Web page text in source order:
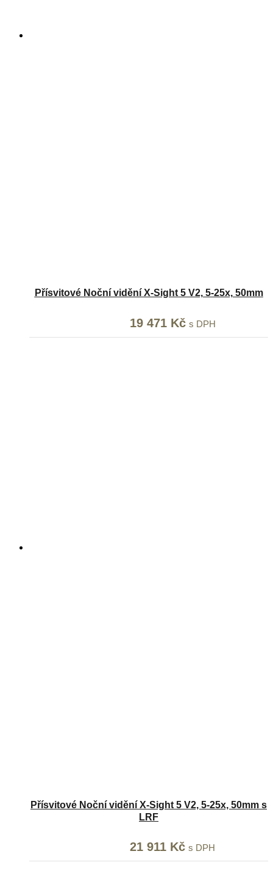
Přísvitové Noční vidění X-Sight 5 V2, 5-25x, 50mm
Původní
cena
19 471 KčAktuální
cena
s DPH
Přísvitové Noční vidění X-Sight 5 V2, 5-25x, 50mm s
LRF
Původní
cena
21 911 KčAktuální
cena
s DPH